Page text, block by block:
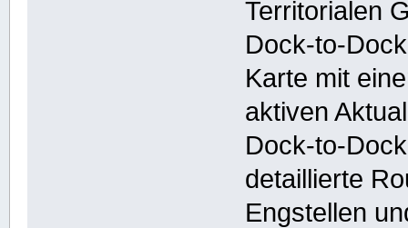
Territorialen
Dock-to-
Karte mit
aktiven
Dock-to-
detaillierte
Engstellen